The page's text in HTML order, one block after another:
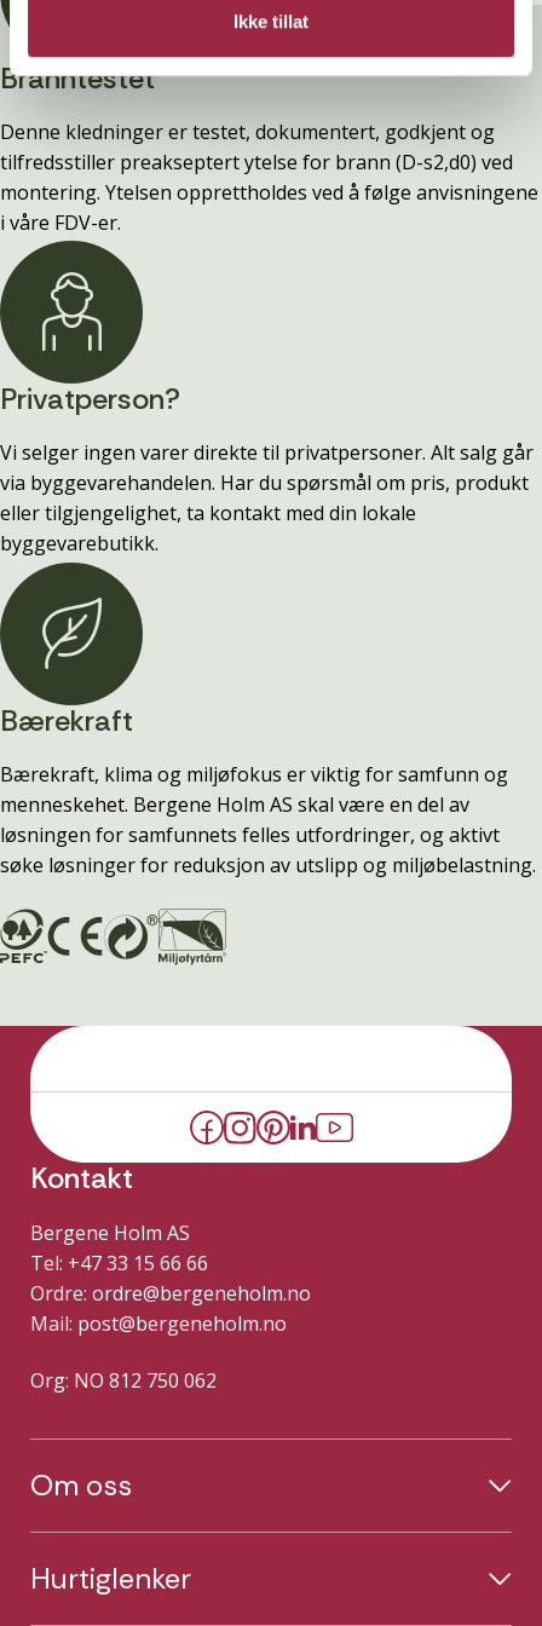
Ikke tillat
Branntestet
Denne kledninger er testet, dokumentert, godkjent og
tilfredsstiller preakseptert ytelse for brann (D-s2,d0) ved
montering. Ytelsen opprettholdes ved å følge anvisningene
i våre FDV-er.
Privatperson?
Vi selger ingen varer direkte til privatpersoner. Alt salg går
via byggevarehandelen. Har du spørsmål om pris, produkt
eller tilgjengelighet, ta kontakt med din lokale
byggevarebutikk.
Bærekraft
Bærekraft, klima og miljøfokus er viktig for samfunn og
menneskehet. Bergene Holm AS skal være en del av
løsningen for samfunnets felles utfordringer, og aktivt
søke løsninger for reduksjon av utslipp og miljøbelastning.
Kontakt
Bergene Holm AS
Tel: +47 33 15 66 66
Ordre: ordre@bergeneholm.no
Mail: post@bergeneholm.no
Org: NO 812 750 062
Om oss
Hurtiglenker